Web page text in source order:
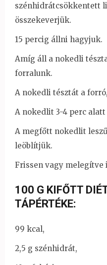
szénhidrátcsökkentett
összekeverjük.
15 percig állni hagyjuk.
Amíg áll a nokedli
forralunk.
A nokedli tésztát a
A nokedlit 3-4 perc
A megfőtt nokedlit
leöblítjük.
Frissen vagy melegítve
100 G KIFŐTT
TÁPÉRTÉKE:
99 kcal,
2,5 g szénhidrát,